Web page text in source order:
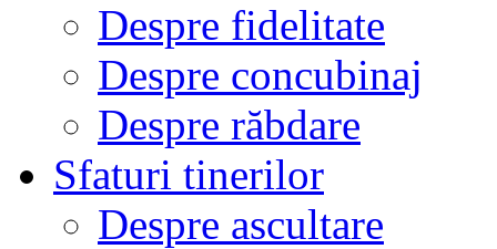
Despre fidelitate
Despre concubinaj
Despre răbdare
Sfaturi tinerilor
Despre ascultare